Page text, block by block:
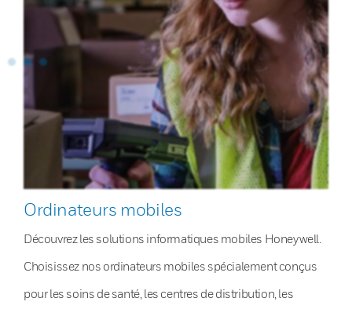
Ordinateurs mobiles
Découvrez les solutions informatiques mobiles Honeywell.
Choisissez nos ordinateurs mobiles spécialement conçus
pour les soins de santé, les centres de distribution, les